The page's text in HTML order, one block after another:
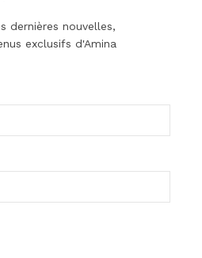
Listings
dernières nouvelles,
exclusifs d'Amina